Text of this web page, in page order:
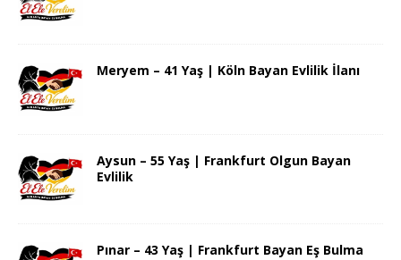
Meryem – 41 Yaş | Köln Bayan Evlilik İlanı
Aysun – 55 Yaş | Frankfurt Olgun Bayan
Evlilik
Pınar – 43 Yaş | Frankfurt Bayan Eş Bulma